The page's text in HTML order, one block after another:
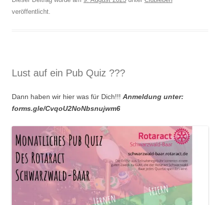
veröffentlicht.
Lust auf ein Pub Quiz ???
Dann haben wir hier was für Dich!!! Anmeldung unter:
forms.gle/CvqoU2NoNbsnujwm6